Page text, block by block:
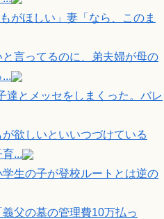
がほしい」妻「なら、このま
言ってるのに、弟夫婦が母の
達とメッセをしまくった。バレ
欲しいといいつづけている
...
生の子が登校ルートとは逆の
父の墓の管理費10万払っ